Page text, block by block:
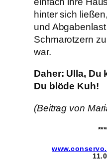
hinter sich
und
Schmarotzern
war.
Daher: Ulla, Du
Du blöde Kuh!
(Beitrag von